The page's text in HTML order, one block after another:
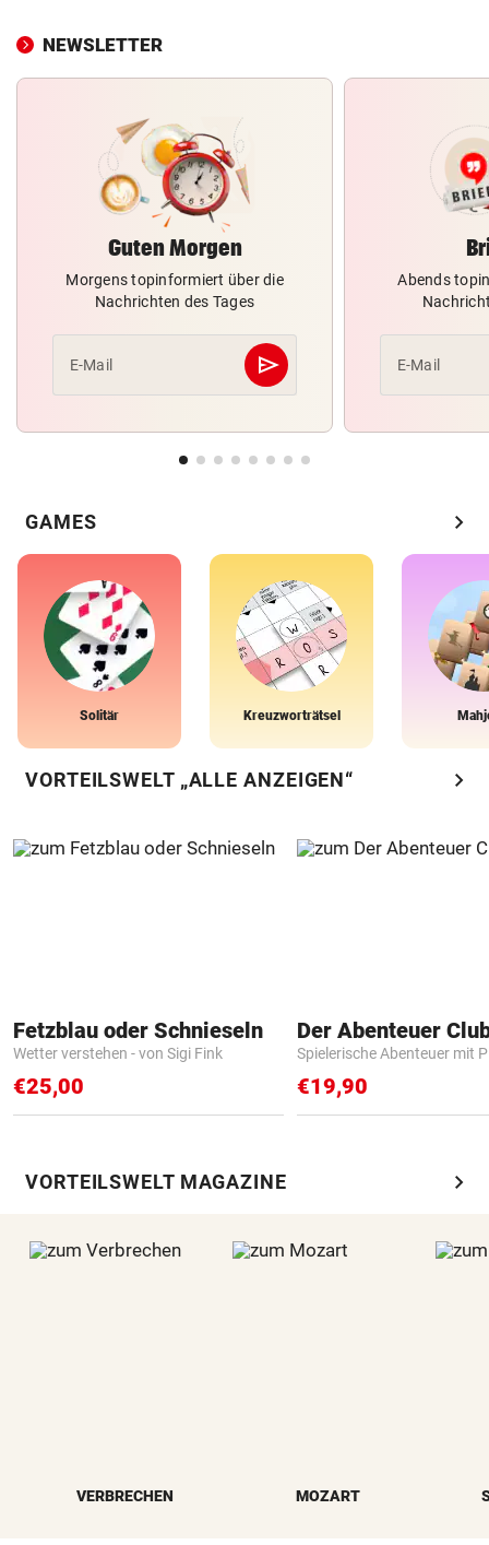
NEWSLETTER
Guten Morgen
Morgens topinformiert über die
Nachrichten des Tages
E-Mail send
Abschicken
Abends
E-Mail
GAMES chevron_right
Solitär Kreuzworträtsel
VORTEILSWELT „ALLE ANZEIGEN“ chevron_right
Fetzblau oder Schnieseln
Wetter verstehen - von Sigi Fink
€25,00
Der Abenteuer
Spielerische Abenteuer mit
€19,90
VORTEILSWELT MAGAZINE chevron_right
VERBRECHEN MOZART